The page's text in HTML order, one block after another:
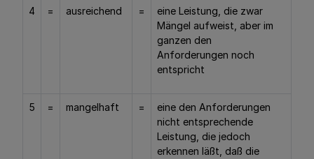
4 = ausreichend =
eine Leistung, die zwar
Mängel aufweist, aber im
ganzen den
Anforderungen noch
entspricht
5 = mangelhaft =
eine den Anforderungen
nicht entsprechende
Leistung, die jedoch
erkennen läßt, daß die